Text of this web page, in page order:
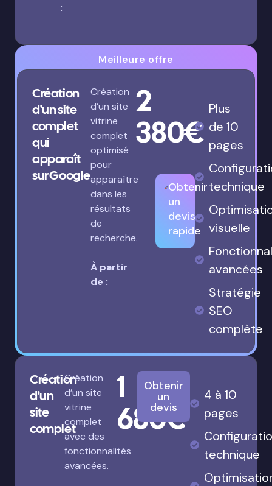
:
Meilleure offre
Création
d'un site
complet
qui
apparaît
sur Google
Création
d’un site
vitrine
complet
optimisé
pour
apparaître
dans les
résultats
de
recherche.
À partir
de :
2
380€
Obtenir
un
devis
rapide
Plus
de 10
pages
technique
visuelle
avancées
Stratégie
SEO
complète
Création
d'un
site
complet
Création
d’un site
vitrine
complet
avec des
fonctionnalités
avancées.
1
680€
Obtenir
un
devis
4 à 10
pages
technique